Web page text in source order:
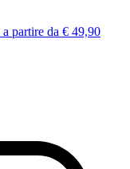
a partire da € 49,90